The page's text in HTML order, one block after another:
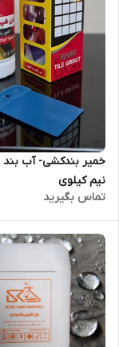
نیم کیلوی
تماس بگیرید